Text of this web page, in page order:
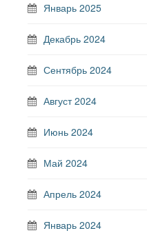
Январь 2025
Декабрь 2024
Сентябрь 2024
Август 2024
Июнь 2024
Май 2024
Апрель 2024
Январь 2024